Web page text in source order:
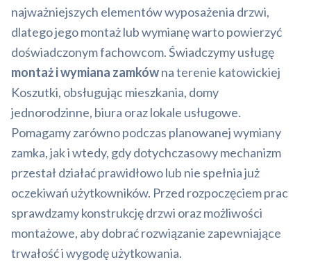
najważniejszych elementów wyposażenia drzwi,
dlatego jego montaż lub wymianę warto powierzyć
doświadczonym fachowcom. Świadczymy usługę
montaż i wymiana zamkówna terenie katowickiej
Koszutki, obsługując mieszkania, domy
jednorodzinne, biura oraz lokale usługowe.
Pomagamy zarówno podczas planowanej wymiany
zamka, jak i wtedy, gdy dotychczasowy mechanizm
przestał działać prawidłowo lub nie spełnia już
oczekiwań użytkowników. Przed rozpoczęciem prac
sprawdzamy konstrukcję drzwi oraz możliwości
montażowe, aby dobrać rozwiązanie zapewniające
trwałość i wygodę użytkowania.